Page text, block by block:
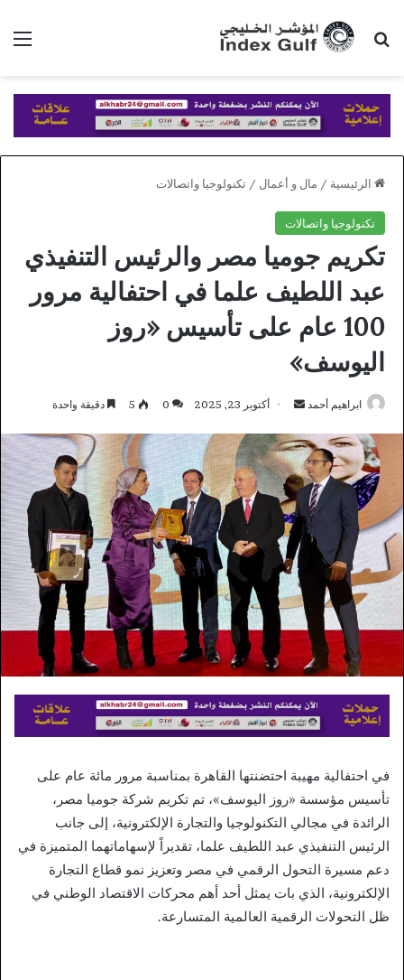
بحث عن
الرئيسية / مال و أعمال / تكنولوجيا واتصالات
تكنولوجيا واتصالات
تكريم جوميا مصر والرئيس التنفيذي
عبد اللطيف علما في احتفالية مرور
100 عام على تأسيس «روز
اليوسف»
ابراهيم أحمد
أرسل
إلكترونيا
أكتوبر 23, 2025 0
5 دقيقة واحدة
في احتفالية مهيبة احتضنتها القاهرة بمناسبة مرور مائة عام على
تأسيس مؤسسة «روز اليوسف»، تم تكريم شركة جوميا مصر،
الرائدة في مجالي التكنولوجيا والتجارة الإلكترونية، إلى جانب
الرئيس التنفيذي عبد اللطيف علما، تقديراً لإسهاماتهما المتميزة في
دعم مسيرة التحول الرقمي في مصر وتعزيز نمو قطاع التجارة
الإلكترونية، الذي بات يمثل أحد أهم محركات الاقتصاد الوطني في
ظل التحولات الرقمية العالمية المتسارعة.